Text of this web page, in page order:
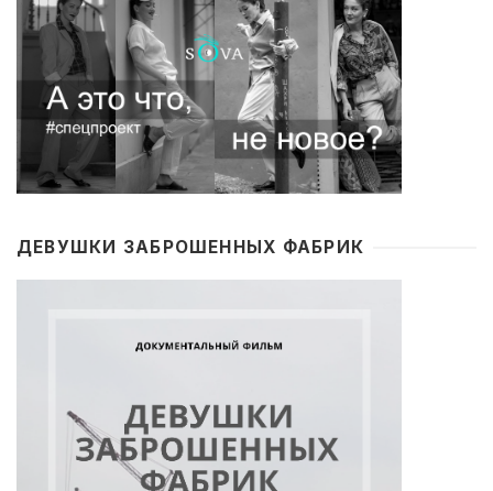
ДЕВУШКИ ЗАБРОШЕННЫХ ФАБРИК